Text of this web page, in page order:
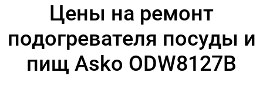
Цены на ремонт
подогревателя посуды и
пищ Asko ODW8127B